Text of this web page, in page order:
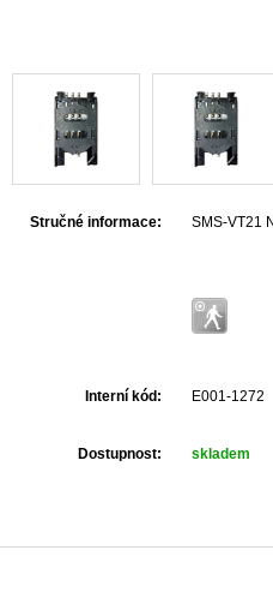
Stručné informace: SMS-VT21
Interní kód: E001-1272
Dostupnost: skladem